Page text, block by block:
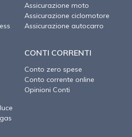
Assicurazione moto
Assicurazione ciclomotore
Assicurazione autocarro
CONTI CORRENTI
Conto zero spese
Conto corrente online
Opinioni Conti